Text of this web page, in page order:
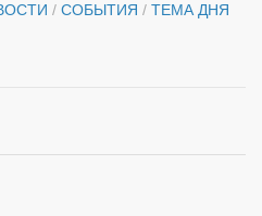
/ СОБЫТИЯ / ТЕМА ДНЯ